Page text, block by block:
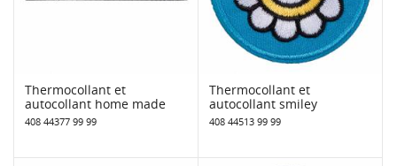
Thermocollant et
autocollant home made
408 44377 99 99
Thermocollant et
autocollant smiley
408 44513 99 99